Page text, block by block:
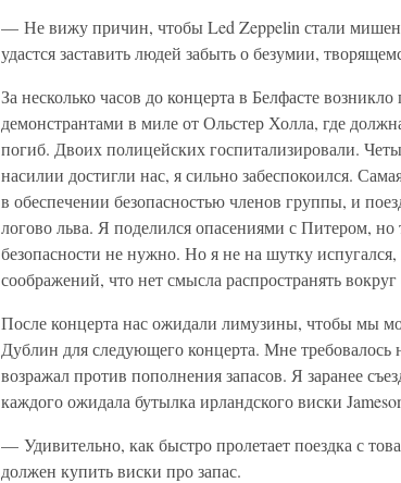
— Не вижу причин, чтобы Led Zeppelin стали
удастся заставить людей забыть о безумии,
За несколько часов до концерта в Белфасте
демонстрантами в миле от Ольстер Холла, где
погиб. Двоих полицейских госпитализировали.
насилии достигли нас, я сильно забеспокоился.
в обеспечении безопасностью членов группы, и
логово льва. Я поделился опасениями с Питером,
безопасности не нужно. Но я не на шутку
соображений, что нет смысла распространять
После концерта нас ожидали лимузины, чтобы мы
Дублин для следующего концерта. Мне требовалось
возражал против пополнения запасов. Я заранее
каждого ожидала бутылка ирландского виски
— Удивительно, как быстро пролетает поездка с
должен купить виски про запас.